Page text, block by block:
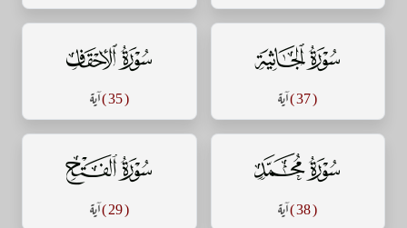
سورة الجاثية
( 37 ) آية
سورة الأحقاف
( 35 ) آية
سورة محمد
( 38 ) آية
سورة الفتح
( 29 ) آية